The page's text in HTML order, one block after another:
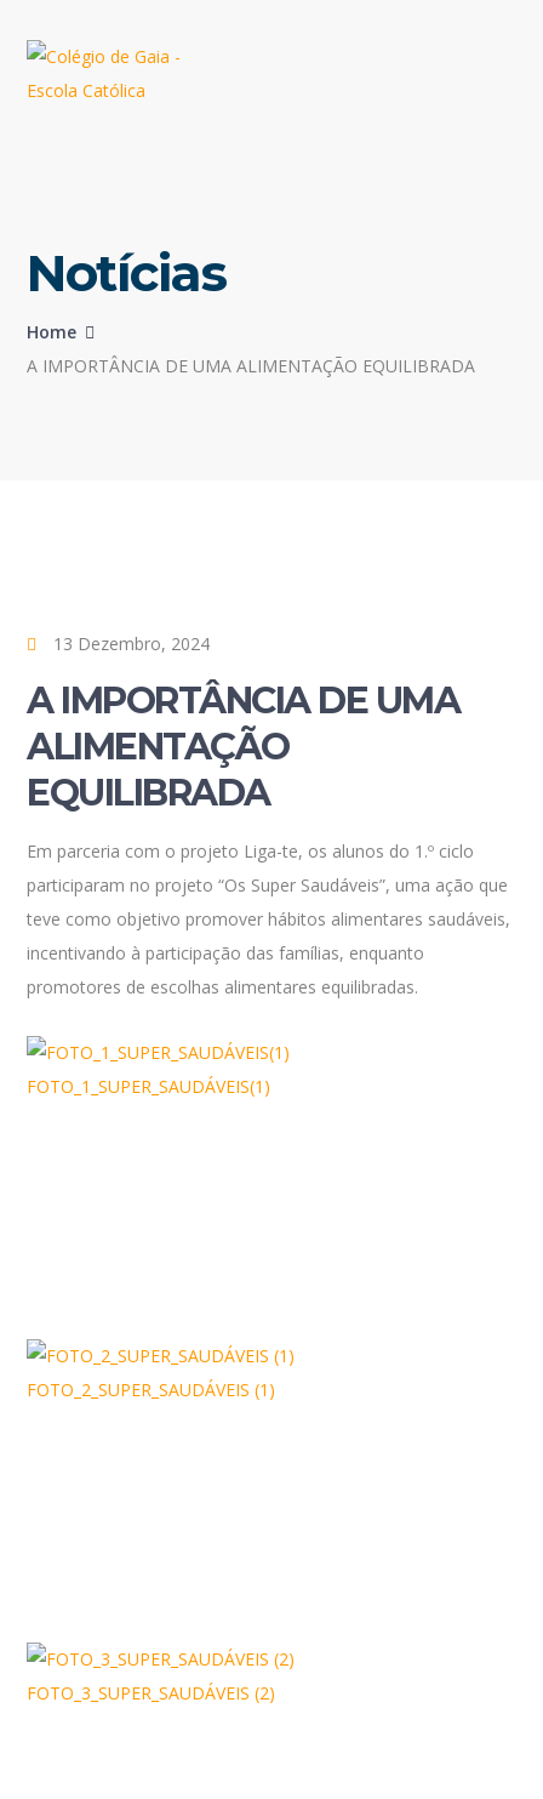
Notícias
Home
A IMPORTÂNCIA DE UMA ALIMENTAÇÃO EQUILIBRADA
13 Dezembro, 2024
A IMPORTÂNCIA DE UMA
ALIMENTAÇÃO
EQUILIBRADA
Em parceria com o projeto Liga-te, os alunos do 1.º ciclo
participaram no projeto “Os Super Saudáveis”, uma ação que
teve como objetivo promover hábitos alimentares saudáveis,
incentivando à participação das famílias, enquanto
promotores de escolhas alimentares equilibradas.
FOTO_1_SUPER_SAUDÁVEIS(1)
FOTO_2_SUPER_SAUDÁVEIS (1)
FOTO_3_SUPER_SAUDÁVEIS (2)